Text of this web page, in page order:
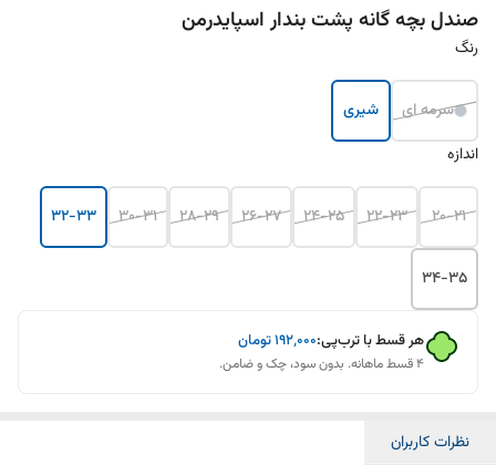
صندل بچه گانه پشت بندار اسپایدرمن
رنگ
سرمه ای
شیری
اندازه
20-21
22-23
24-25
26-27
28-29
30-31
32-33
34-35
هر قسط با ترب‌پی:۱۹۲٬۰۰۰تومان
۴ قسط ماهانه. بدون سود، چک و ضامن.
نظرات کاربران